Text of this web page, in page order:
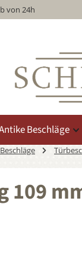
von 24h
Beschläge
109